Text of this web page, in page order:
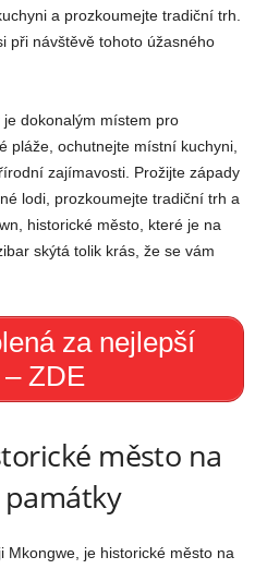
a prozkoumejte tradiční trh.
při návštěvě tohoto úžasného
dokonalým místem pro
pláže, ochutnejte místní kuchyni,
zajímavosti. Prožijte západy
lodi, prozkoumejte tradiční trh a
historické město, které je na
skýtá tolik krás, že se vám
za nejlepší
ZDE
město na
Mkongwe, je historické město na